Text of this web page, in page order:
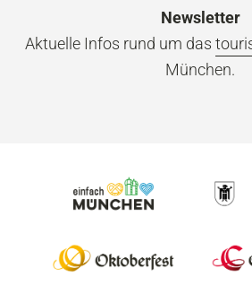
Newsletter
Aktuelle Infos rund um das
München.